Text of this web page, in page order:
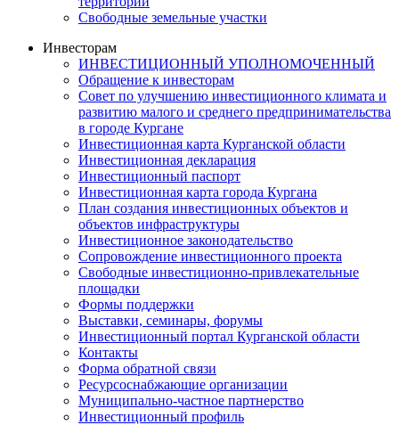
Свободные земельные участки
Инвесторам
ИНВЕСТИЦИОННЫЙ УПОЛНОМОЧЕННЫЙ
Обращение к инвесторам
Совет по улучшению инвестиционного климата и
развитию малого и среднего предпринимательства
в городе Кургане
Инвестиционная карта Курганской области
Инвестиционная декларация
Инвестиционный паспорт
Инвестиционная карта города Кургана
План создания инвестиционных объектов и
объектов инфраструктуры
Инвестиционное законодательство
Сопровождение инвестиционного проекта
Свободные инвестиционно-привлекательные
площадки
Формы поддержки
Выставки, семинары, форумы
Инвестиционный портал Курганской области
Контакты
Форма обратной связи
Ресурсоснабжающие организации
Муниципально-частное партнерство
Инвестиционный профиль